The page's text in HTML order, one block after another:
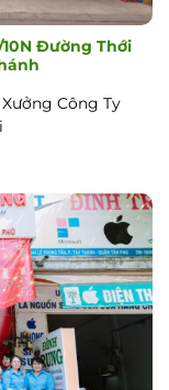
Đường Thới
Công Ty